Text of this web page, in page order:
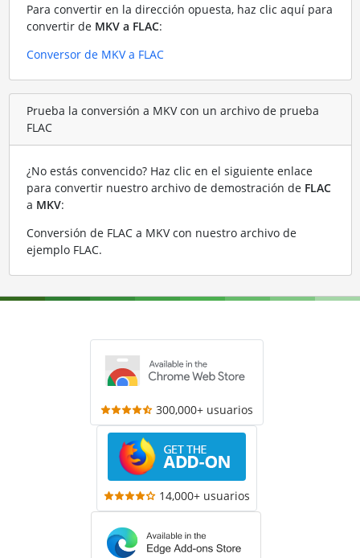
Para convertir en la dirección opuesta, haz clic aquí para
convertir de MKV a FLAC:
Conversor de MKV a FLAC
Prueba la conversión a MKV con un archivo de prueba
FLAC
¿No estás convencido? Haz clic en el siguiente enlace
para convertir nuestro archivo de demostración de FLAC
a MKV:
Conversión de FLAC a MKV con nuestro archivo de
ejemplo FLAC.
300,000+ usuarios
14,000+ usuarios